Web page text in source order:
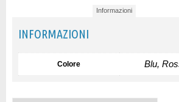
Informazioni
INFORMAZIONI
Colore Blu,